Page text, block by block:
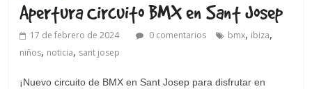
Apertura Circuito BMX en Sant Josep
17 de febrero de 2024 0 comentarios bmx, ibiza,
niños, noticia, sant josep
¡Nuevo circuito de BMX en Sant Josep para disfrutar en